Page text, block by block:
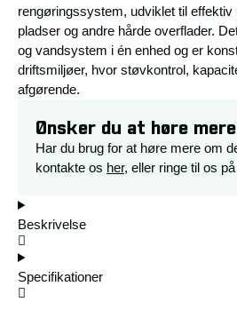
rengøringssystem, udviklet til effektiv
pladser og andre hårde overflader.
og vandsystem i én enhed og er
driftsmiljøer, hvor støvkontrol,
afgørende.
Ønsker du at høre
Har du brug for at høre mere om
kontakte os her, eller ringe til os på
Beskrivelse
Specifikationer